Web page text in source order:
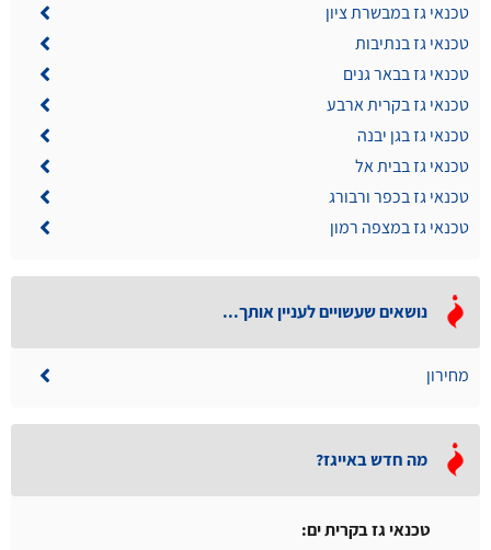
טכנאי גז במבשרת ציון
טכנאי גז בנתיבות
טכנאי גז בבאר גנים
טכנאי גז בקרית ארבע
טכנאי גז בגן יבנה
טכנאי גז בבית אל
טכנאי גז בכפר ורבורג
טכנאי גז במצפה רמון
נושאים שעשויים לעניין אותך...
מחירון
מה חדש באייגז?
טכנאי גז בקרית ים: